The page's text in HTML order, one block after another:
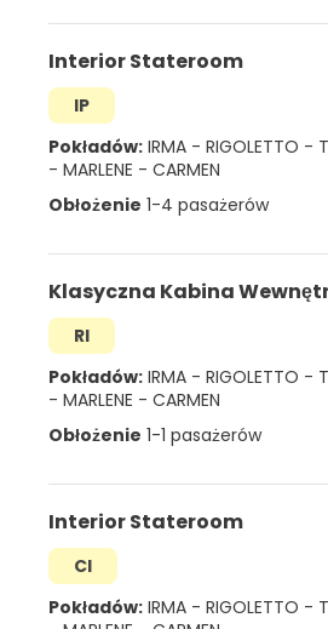
Interior Stateroom
IP
Pokładów: IRMA - RIGOLETTO -
- MARLENE - CARMEN
Obłożenie 1-4 pasażerów
Klasyczna Kabina
RI
Pokładów: IRMA - RIGOLETTO -
- MARLENE - CARMEN
Obłożenie 1-1 pasażerów
Interior Stateroom
CI
Pokładów: IRMA - RIGOLETTO -